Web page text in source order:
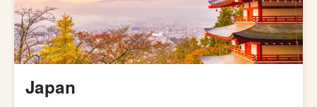
Japan